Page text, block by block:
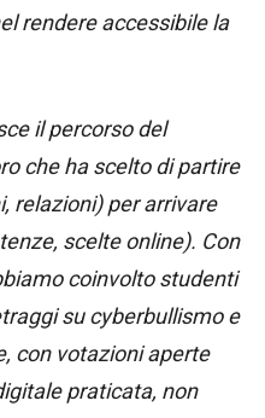
rendere accessibile la
il percorso del
che ha scelto di partire
relazioni) per arrivare
scelte online). Con
coinvolto studenti
su cyberbullismo e
con votazioni aperte
praticata, non